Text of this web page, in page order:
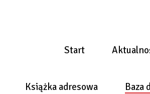
Start
Książka adresowa Baza